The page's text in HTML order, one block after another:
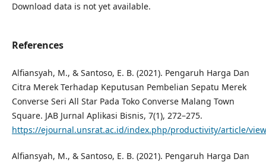
Download data is not yet available.
References
Alfiansyah, M., & Santoso, E. B. (2021). Pengaruh Harga Dan
Citra Merek Terhadap Keputusan Pembelian Sepatu Merek
Converse Seri All Star Pada Toko Converse Malang Town
Square. JAB Jurnal Aplikasi Bisnis, 7(1), 272–275.
https://ejournal.unsrat.ac.id/index.php/productivity/article/
Alfiansyah, M., & Santoso, E. B. (2021). Pengaruh Harga Dan